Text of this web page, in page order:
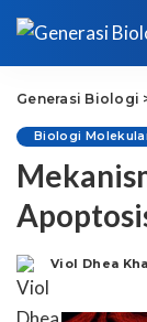
Generasi Biologi
Biologi
Posted
Viol Dhea